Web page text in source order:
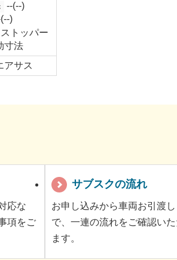
--(--)
)
トッパー
寸法
アサス
応な
項をご
サブスクの流れ
お申し込みから車両お引渡
で、一連の流れをご確認い
ます。